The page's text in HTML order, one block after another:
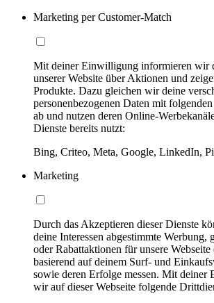
Marketing per Customer-Match
Mit deiner Einwilligung informieren wir
unserer Website über Aktionen und
Produkte. Dazu gleichen wir deine
personenbezogenen Daten mit
ab und nutzen deren Online-
Dienste bereits nutzt:
Bing, Criteo, Meta, Google, LinkedIn,
Marketing
Durch das Akzeptieren dieser Dienste
deine Interessen abgestimmte Werbung,
oder Rabattaktionen für unsere
basierend auf deinem Surf- und
sowie deren Erfolge messen. Mit deiner
wir auf dieser Webseite folgende